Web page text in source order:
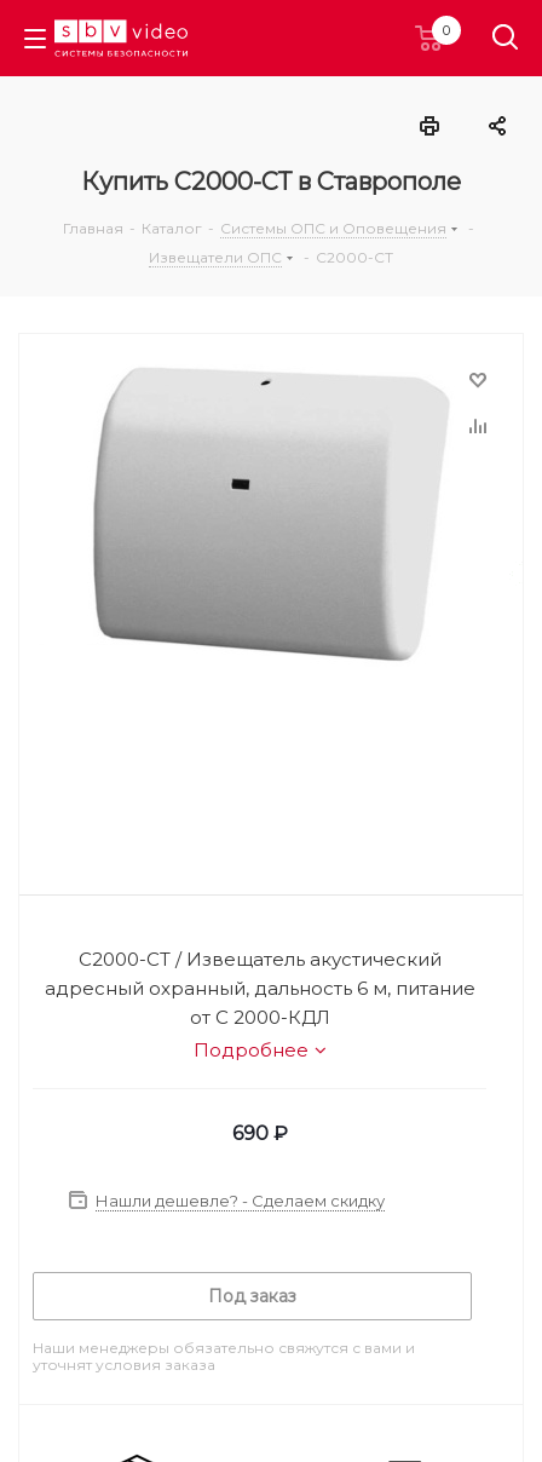
0
Купить С2000-СТ в Ставрополе
Главная - Каталог - Системы ОПС и Оповещения
-
Извещатели ОПС
- С2000-СТ
С2000-СТ / Извещатель акустический
адресный охранный, дальность 6 м, питание
от С 2000-КДЛ
Подробнее
690₽
Нашли дешевле? - Сделаем скидку
Под заказ
Наши менеджеры обязательно свяжутся с вами и
уточнят условия заказа